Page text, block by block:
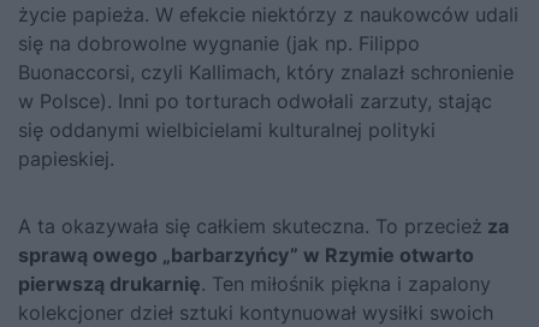
życie papieża. W efekcie niektórzy z naukowców udali
się na dobrowolne wygnanie (jak np. Filippo
Buonaccorsi, czyli Kallimach, który znalazł schronienie
w Polsce). Inni po torturach odwołali zarzuty, stając
się oddanymi wielbicielami kulturalnej polityki
papieskiej.
A ta okazywała się całkiem skuteczna. To przecież za
sprawą owego „barbarzyńcy” w Rzymie otwarto
pierwszą drukarnię. Ten miłośnik piękna i zapalony
kolekcjoner dzieł sztuki kontynuował wysiłki swoich